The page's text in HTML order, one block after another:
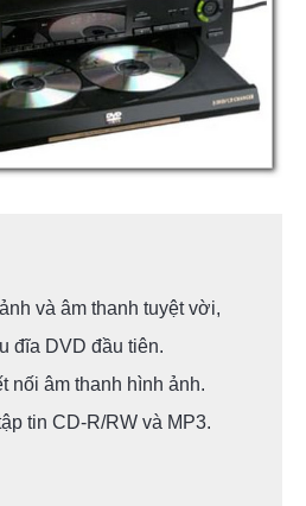
và âm thanh tuyệt vời,
đĩa DVD đầu tiên.
nối âm thanh hình ảnh.
tin CD-R/RW và MP3.